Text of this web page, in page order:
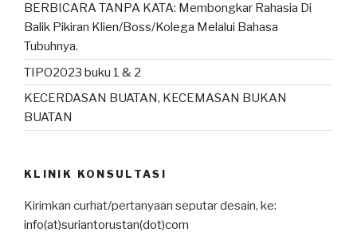
BERBICARA TANPA KATA: Membongkar Rahasia Di
Balik Pikiran Klien/Boss/Kolega Melalui Bahasa
Tubuhnya.
TIPO2023 buku 1 & 2
KECERDASAN BUATAN, KECEMASAN BUKAN
BUATAN
KLINIK KONSULTASI
Kirimkan curhat/pertanyaan seputar desain, ke:
info(at)suriantorustan(dot)com